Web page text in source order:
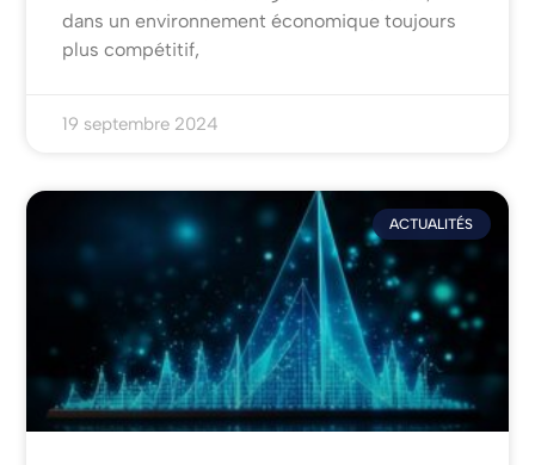
dans un environnement économique toujours
plus compétitif,
19 septembre 2024
ACTUALITÉS